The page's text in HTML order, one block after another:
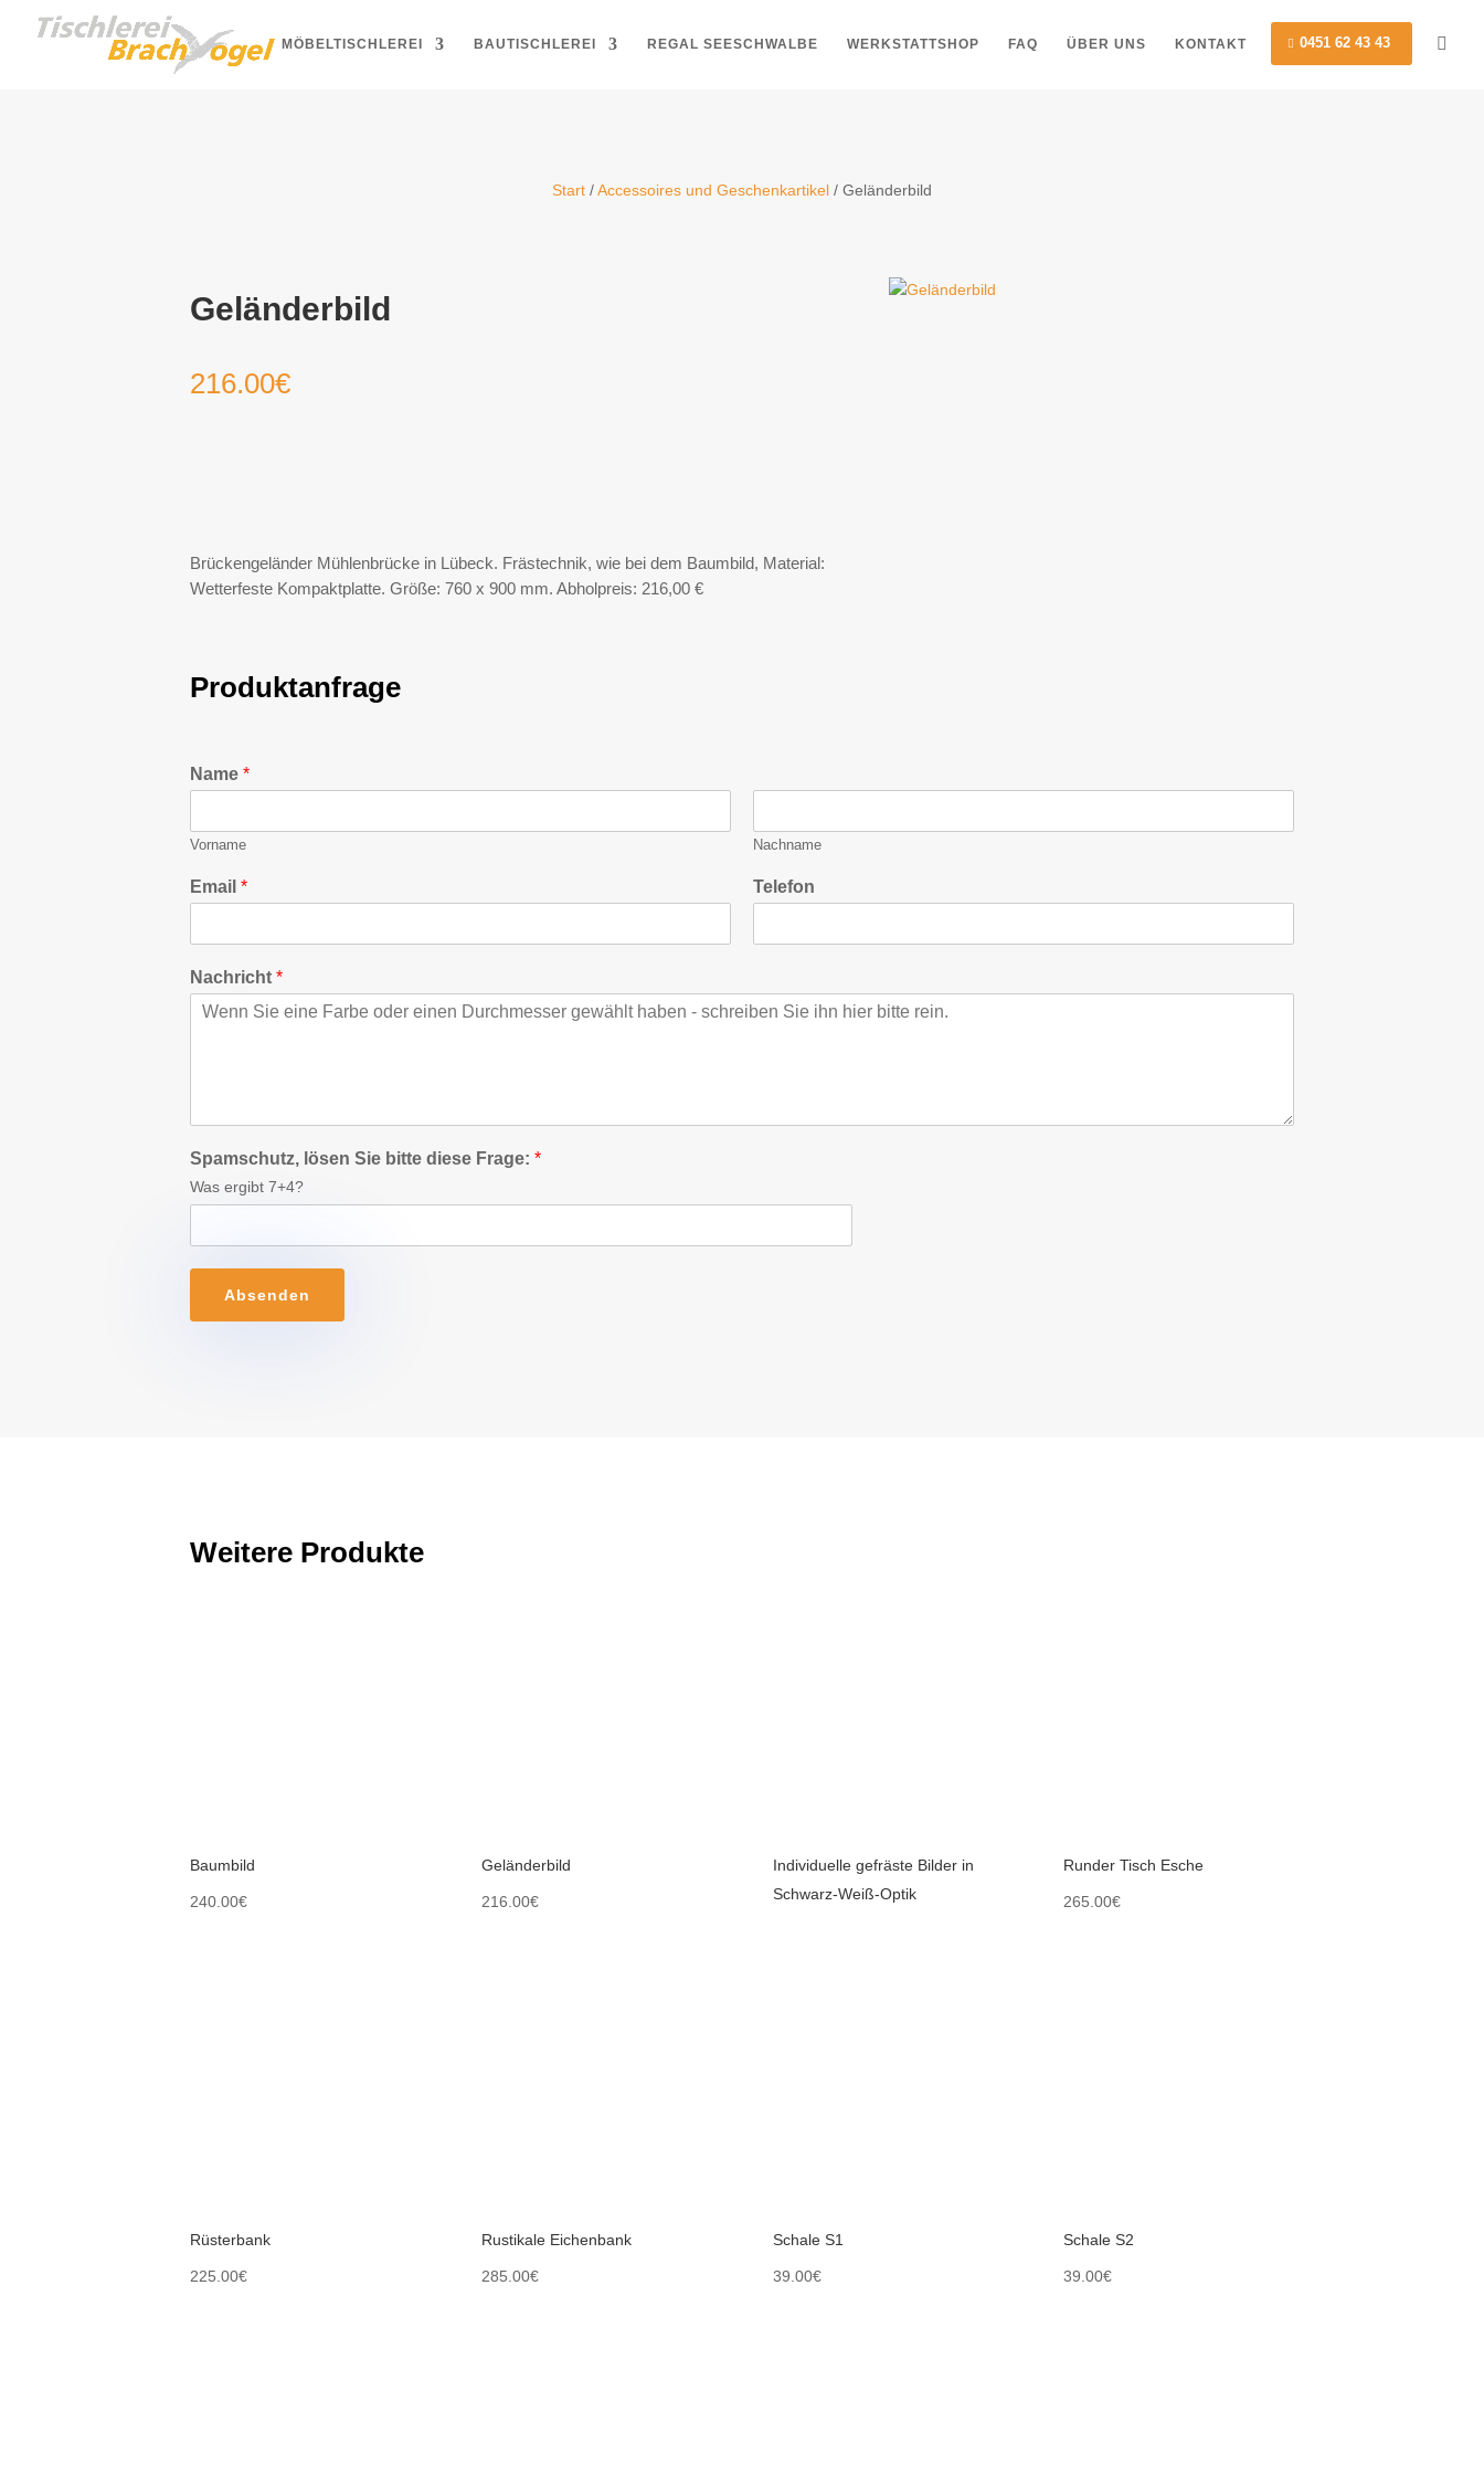
MÖBELTISCHLEREI BAUTISCHLEREI REGAL SEESCHWALBE WERKSTATTSHOP FAQ ÜBER UNS KONTAKT 0451 62 43 43
Start /Accessoires und Geschenkartikel / Geländerbild
Geländerbild
216.00€
Brückengeländer Mühlenbrücke in Lübeck. Frästechnik, wie bei dem Baumbild, Material:
Wetterfeste Kompaktplatte. Größe: 760 x 900 mm. Abholpreis: 216,00 €
Produktanfrage
Name *
Vorname Nachname
Email * Telefon
Nachricht *
Spamschutz, lösen Sie bitte diese Frage: *
Was ergibt 7+4?
Absenden
Weitere Produkte
Baumbild
240.00€
Geländerbild
216.00€
Individuelle gefräste Bilder in
Schwarz-Weiß-Optik
Runder Tisch Esche
265.00€
Rüsterbank
225.00€
Rustikale Eichenbank
285.00€
Schale S1
39.00€
Schale S2
39.00€